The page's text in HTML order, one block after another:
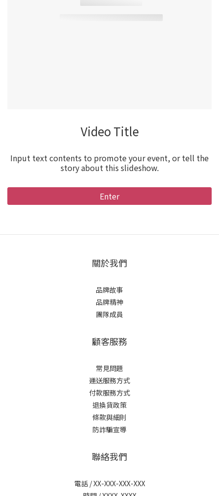
Video Title
Input text contents to promote your event, or tell the
story about this slideshow.
Enter
關於我們
品牌故事
品牌精神
團隊成員
顧客服務
常見問題
運送服務方式
付款服務方式
退換貨政策
條款與細則
防詐騙宣導
聯絡我們
電話 / XX-XXX-XXX-XXX